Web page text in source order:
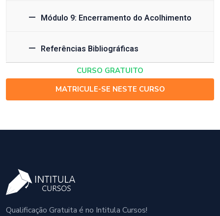
Módulo 9: Encerramento do Acolhimento
Referências Bibliográficas
CURSO GRATUITO
MATRICULE-SE NESTE CURSO
Qualificação Gratuita é no Intitula Cursos!